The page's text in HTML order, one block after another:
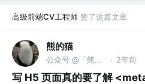
高级前端CV工程师 赞了这篇文章
熊的猫
公众号 @「熊的猫」 · 2年前
写 H5 页面真的要了解